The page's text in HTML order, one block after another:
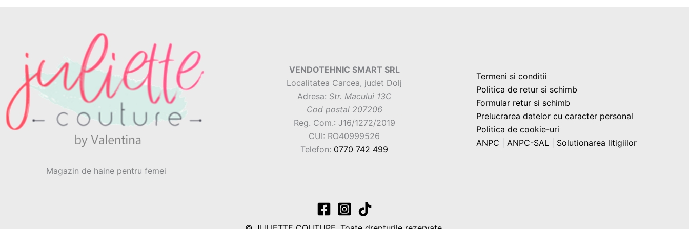
Magazin de haine pentru femei
VENDOTEHNIC SMART SRL
Localitatea Carcea, judet Dolj
Adresa: Str. Macului 13C
Cod postal 207206
Reg. Com.: J16/1272/2019
CUI: RO40999526
Telefon: 0770 742 499
Termeni si conditii
Politica de retur si schimb
Formular retur si schimb
Prelucrarea datelor cu caracter personal
Politica de cookie-uri
ANPC
ANPC-SAL Solutionarea litigiilor